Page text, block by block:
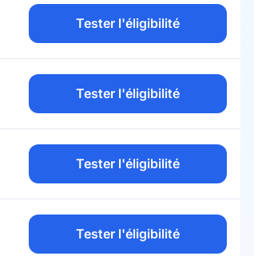
Tester l'éligibilité
Tester l'éligibilité
Tester l'éligibilité
Tester l'éligibilité